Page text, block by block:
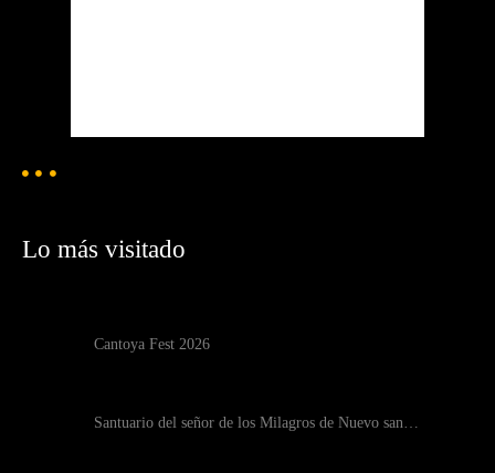
Lo más visitado
Cantoya Fest 2026
Santuario del señor de los Milagros de Nuevo san…